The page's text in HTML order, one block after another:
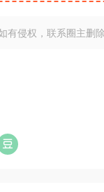
有侵权，联系圈主删除